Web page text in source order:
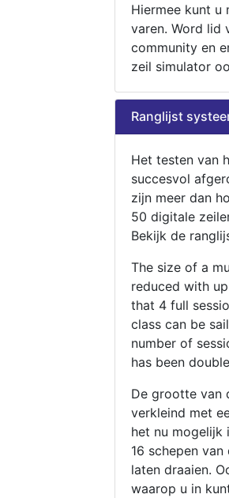
Hiermee kunt u
varen. Word lid
community en
zeil simulator
Ranglijst
Het testen van
succesvol
zijn meer dan
50 digitale
Bekijk de
The size of a
reduced with
that 4 full
class can be
number of
has been
De grootte van
verkleind met
het nu mogelijk
16 schepen
laten draaien.
waarop u in